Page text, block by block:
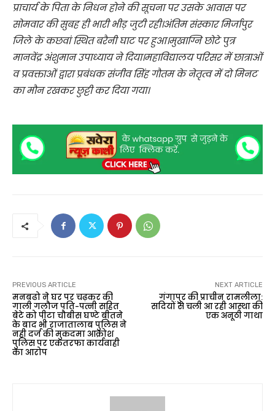
प्राचार्य के पिता के निधन होने की सूचना पर उसके आवास पर
सोमवार की सुबह ही भारी भीड़ जुटी रही।अंतिम संस्कार मिर्जापुर
जिले के कछवां स्थित बरैनी घाट पर हुआ।मुखाग्नि छोटे पुत्र
मानवेंद्र अंशुमान उपाध्याय ने दिया।महाविद्यालय परिसर में छात्राओं
व प्रवक्ताओं द्वारा प्रबंधक संजीव सिंह गौतम के नेतृत्व में दो मिनट
का मौन रखकर छुट्टी कर दिया गया।
PREVIOUS ARTICLE
मनबढो ने घर पर चढ़कर की
गाली गलौज पति-पत्नी सहित
बेटे को पीटा चौबीस घण्टे बीतने
के बाद भी राजातालाब पुलिस ने
नही दर्ज की मुकदमा आक्रोश
पुलिस पर एकतरफा कार्यवाही
का आरोप
NEXT ARTICLE
गंगापुर की प्राचीन रामलीला:
सदियों से चली आ रही आस्था की
एक अनूठी गाथा